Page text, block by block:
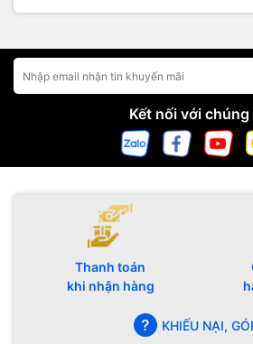
Kết nối với chúng
Thanh toán
khi nhận hàng
KHIẾU NẠI,